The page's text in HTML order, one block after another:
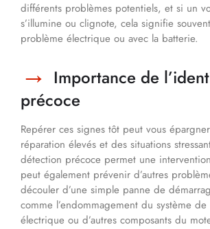
différents problèmes potentiels, et si un
s’illumine ou clignote, cela signifie
problème électrique ou avec la batterie.
Importance de
précoce
Repérer ces signes tôt peut vous
réparation élevés et des situations
détection précoce permet une
peut également prévenir d’autres
découler d’une simple panne de
comme l’endommagement du système
électrique ou d’autres composants du